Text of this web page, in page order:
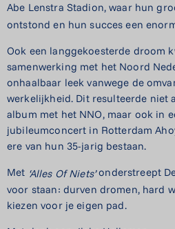
Abe Lenstra Stadion, waar hun
ontstond en hun succes een
Ook een langgekoesterde droom
samenwerking met het Noord
onhaalbaar leek vanwege de
werkelijkheid. Dit resulteerde niet
album met het NNO, maar ook in
jubileumconcert in Rotterdam
ere van hun 35-jarig bestaan.
Met ‘Alles Of Niets’ onderstreept
voor staan: durven dromen, hard
kiezen voor je eigen pad.